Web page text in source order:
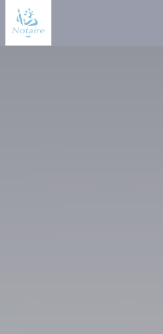
Panneau de gestion des cookies